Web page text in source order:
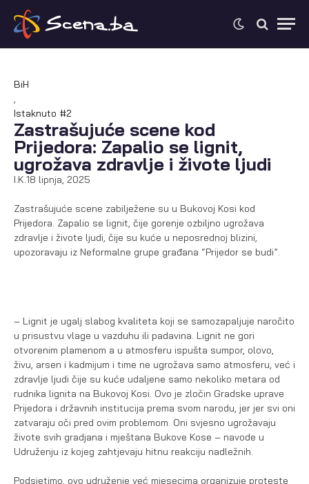
BiH
,
Istaknuto #2
Zastrašujuće scene kod
Prijedora: Zapalio se lignit,
ugrožava zdravlje i živote ljudi
I.K.18 lipnja, 2025
Zastrašujuće scene zabilježene su u Bukovoj Kosi kod
Prijedora. Zapalio se lignit, čije gorenje ozbiljno ugrožava
zdravlje i živote ljudi, čije su kuće u neposrednoj blizini,
upozoravaju iz Neformalne grupe građana “Prijedor se budi”.
– Lignit je ugalj slabog kvaliteta koji se samozapaljuje naročito
u prisustvu vlage u vazduhu ili padavina. Lignit ne gori
otvorenim plamenom a u atmosferu ispušta sumpor, olovo,
živu, arsen i kadmijum i time ne ugrožava samo atmosferu, već i
zdravlje ljudi čije su kuće udaljene samo nekoliko metara od
rudnika lignita na Bukovoj Kosi. Ovo je zločin Gradske uprave
Prijedora i državnih institucija prema svom narodu, jer jer svi oni
zatvaraju oči pred ovim problemom. Oni svjesno ugrožavaju
živote svih gradjana i mještana Bukove Kose – navode u
Udruženju iz kojeg zahtjevaju hitnu reakciju nadležnih.
Podsjetimo, ovo udruženje već mjesecima organizuje proteste